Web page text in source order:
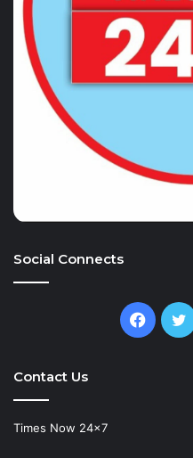
Social Connects
Contact Us
Times Now 24×7